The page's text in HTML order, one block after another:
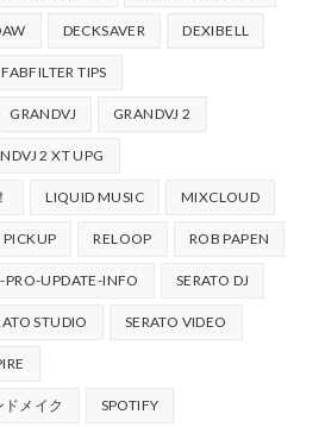
DECKSAVER DEXIBELL
FABFILTER TIPS
GRANDVJ GRANDVJ 2
2 XT UPG
LIQUID MUSIC MIXCLOUD
PICKUP RELOOP ROB PAPEN
PRO-UPDATE-INFO SERATO DJ
STUDIO SERATO VIDEO
ドメイク SPOTIFY